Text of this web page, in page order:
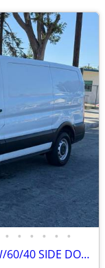
• • • • • •
2019 FORD TRANSIT 150 LOW ROOF W/60/40 SIDE DOOR W/ LWB, Clean Title